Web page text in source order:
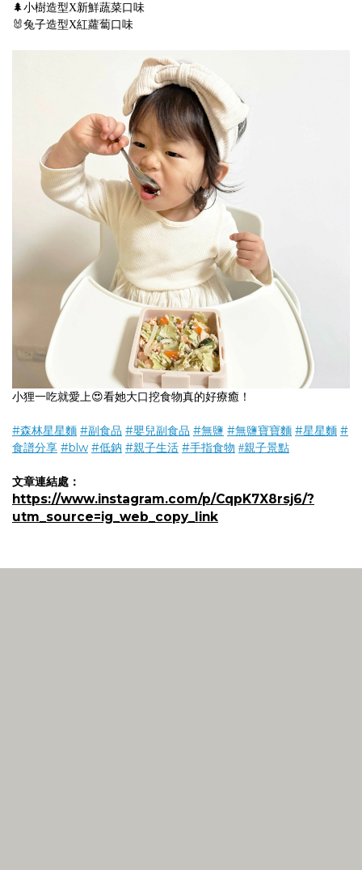
🌲小樹造型X新鮮蔬菜口味
🐰兔子造型X紅蘿蔔口味
小狸一吃就愛上😍看她大口挖食物真的好療癒！
#森林星星麵 #副食品 #嬰兒副食品 #無鹽 #無鹽寶寶麵 #星星麵 #
食譜分享 #blw #低鈉 #親子生活 #手指食物 #親子景點
文章連結處：
https://www.instagram.com/p/CqpK7X8rsj6/?
utm_source=ig_web_copy_link